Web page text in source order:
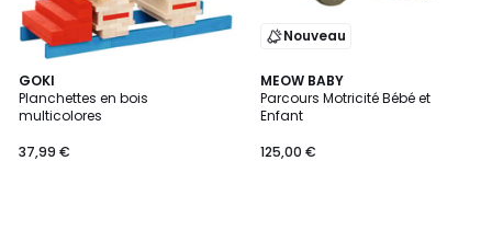
GOKI
Planchettes en bois
multicolores
37,99 €
Nouveau
MEOW BABY
Parcours Motricité Bébé et
Enfant
125,00 €